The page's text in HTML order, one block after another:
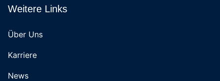
Weitere Links
Über Uns
Karriere
News